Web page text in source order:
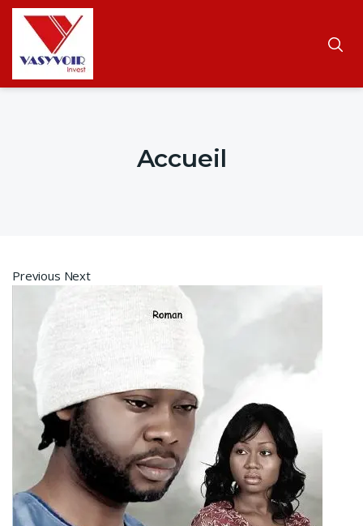
Accueil
Previous Next